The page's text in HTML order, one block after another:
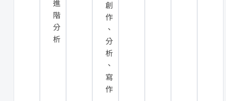
進
階
分
析
創
作
、
分
析
、
寫
作